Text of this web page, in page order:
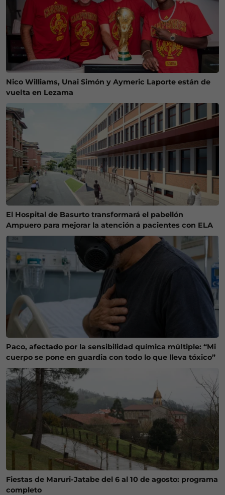
Nico Williams, Unai Simón y Aymeric Laporte están de
vuelta en Lezama
El Hospital de Basurto transformará el pabellón
Ampuero para mejorar la atención a pacientes con ELA
Paco, afectado por la sensibilidad química múltiple: “Mi
cuerpo se pone en guardia con todo lo que lleva tóxico”
Fiestas de Maruri-Jatabe del 6 al 10 de agosto: programa
completo